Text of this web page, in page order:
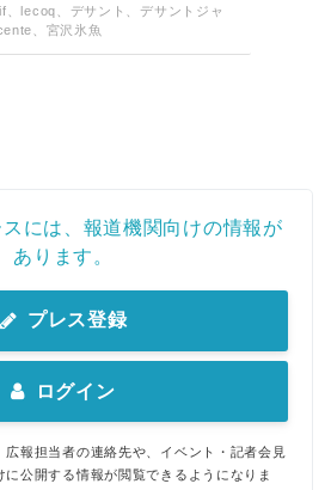
lecoq、デサント、デサントジャ
、宮沢氷魚
には、報道機関向けの情報が
あります。
プレス登録
ログイン
広報担当者の連絡先や、イベント・記者会見
公開する情報が閲覧できるようになりま